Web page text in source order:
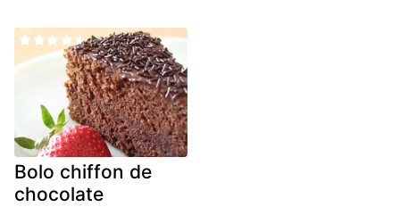
Bolo chiffon de
chocolate